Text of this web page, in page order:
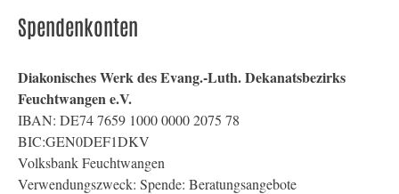
Spendenkonten
Diakonisches Werk des Evang.-Luth. Dekanatsbezirks
Feuchtwangen e.V.
IBAN: DE74 7659 1000 0000 2075 78
BIC:GEN0DEF1DKV
Volksbank Feuchtwangen
Verwendungszweck: Spende: Beratungsangebote